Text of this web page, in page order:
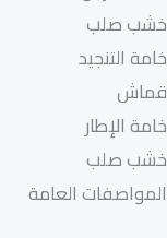
خشب صلب
خامة التنجيد
قماش
خامة الإطار
خشب صلب
المواصفات العامة